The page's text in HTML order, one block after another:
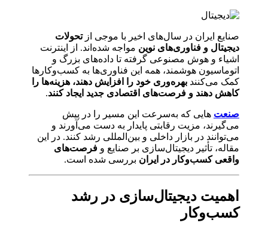
صنایع ایران در سال‌های اخیر با موجی ازتحولات
دیجیتال و فناوری‌های نوین مواجه شده‌اند. از اینترنت
اشیاء و هوش مصنوعی گرفته تا داده‌های بزرگ و
اتوماسیون هوشمند، همه این فناوری‌ها به کسب‌وکارها
کمک می‌کنند بهره‌وری خود را افزایش دهند، هزینه‌ها را
کاهش دهند و فرصت‌های اقتصادی جدید ایجاد کنند.
صنعت هایی که به‌سرعت این مسیر را در پیش
می‌گیرند، مزیت رقابتی پایدار به دست می‌آورند و
می‌توانند در بازار داخلی و بین‌المللی رشد کنند. در این
مقاله، تأثیر دیجیتال‌سازی بر صنایع و فرصت‌های
واقعی کسب‌وکار در ایران بررسی شده است.
اهمیت دیجیتال‌سازی در رشد
کسب‌وکار